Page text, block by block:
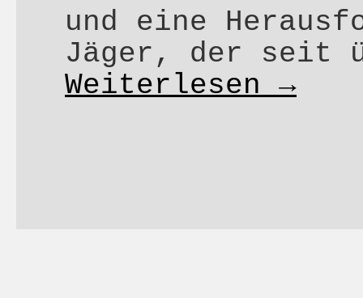
und eine
Jäger, der seit
Weiterlesen →